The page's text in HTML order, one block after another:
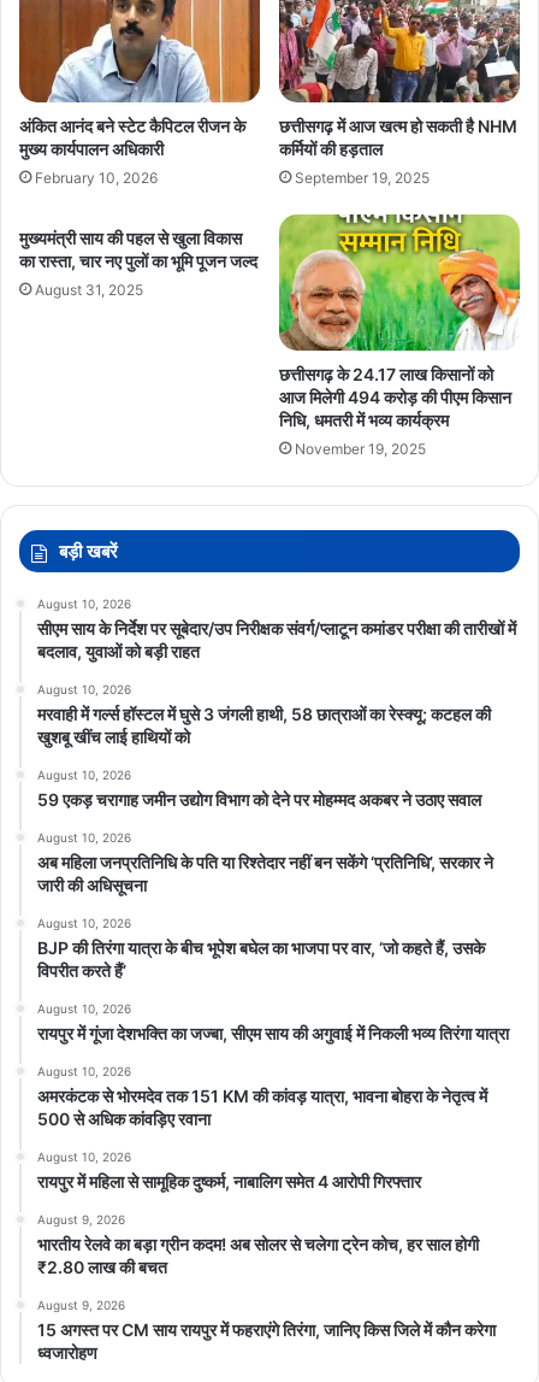
हैं…
अंकित आनंद बने स्टेट कैपिटल रीजन के
मुख्य कार्यपालन अधिकारी
February 10, 2026
छत्तीसगढ़ में आज खत्म हो सकती है NHM
कर्मियों की हड़ताल
September 19, 2025
मुख्यमंत्री साय की पहल से खुला विकास
का रास्ता, चार नए पुलों का भूमि पूजन जल्द
August 31, 2025
छत्तीसगढ़ के 24.17 लाख किसानों को
आज मिलेगी 494 करोड़ की पीएम किसान
निधि, धमतरी में भव्य कार्यक्रम
November 19, 2025
बड़ी खबरें
August 10, 2026
सीएम साय के निर्देश पर सूबेदार/उप निरीक्षक संवर्ग/प्लाटून कमांडर परीक्षा की तारीखों में
बदलाव, युवाओं को बड़ी राहत
August 10, 2026
मरवाही में गर्ल्स हॉस्टल में घुसे 3 जंगली हाथी, 58 छात्राओं का रेस्क्यू; कटहल की
खुशबू खींच लाई हाथियों को
August 10, 2026
59 एकड़ चरागाह जमीन उद्योग विभाग को देने पर मोहम्मद अकबर ने उठाए सवाल
August 10, 2026
अब महिला जनप्रतिनिधि के पति या रिश्तेदार नहीं बन सकेंगे ‘प्रतिनिधि’, सरकार ने
जारी की अधिसूचना
August 10, 2026
BJP की तिरंगा यात्रा के बीच भूपेश बघेल का भाजपा पर वार, ‘जो कहते हैं, उसके
विपरीत करते हैं’
August 10, 2026
रायपुर में गूंजा देशभक्ति का जज्बा, सीएम साय की अगुवाई में निकली भव्य तिरंगा यात्रा
August 10, 2026
अमरकंटक से भोरमदेव तक 151 KM की कांवड़ यात्रा, भावना बोहरा के नेतृत्व में
500 से अधिक कांवड़िए रवाना
August 10, 2026
रायपुर में महिला से सामूहिक दुष्कर्म, नाबालिग समेत 4 आरोपी गिरफ्तार
August 9, 2026
भारतीय रेलवे का बड़ा ग्रीन कदम! अब सोलर से चलेगा ट्रेन कोच, हर साल होगी
₹2.80 लाख की बचत
August 9, 2026
15 अगस्त पर CM साय रायपुर में फहराएंगे तिरंगा, जानिए किस जिले में कौन करेगा
ध्वजारोहण